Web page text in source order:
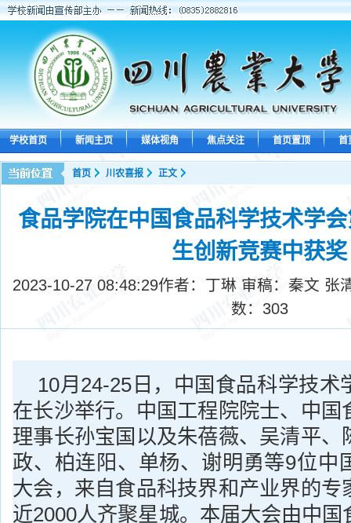
学校首页 新闻主页 媒体视角 焦点关注 首页置顶 首
首页 川农喜报 正文
食品学院在中国食品科学技术学
生创新竞赛中获奖
2023-10-27 08:48:29作者：丁琳 审稿：秦文 张
数： 303
10月24-25日，中国食品科学技术
在长沙举行。中国工程院院士、中国
理事长孙宝国以及朱蓓薇、吴清平、
政、柏连阳、单杨、谢明勇等9位中
大会，来自食品科技界和产业界的专
近2000人齐聚星城。本届大会由中